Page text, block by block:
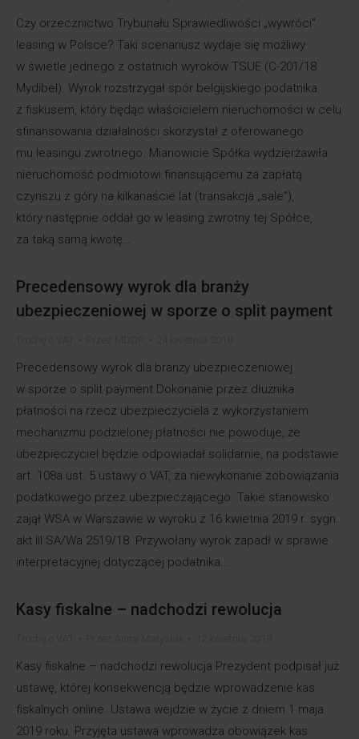
Czy orzecznictwo Trybunału Sprawiedliwości „wywróci”
leasing w Polsce? Taki scenariusz wydaje się możliwy
w świetle jednego z ostatnich wyroków TSUE (C-201/18
Mydibel). Wyrok rozstrzygał spór belgijskiego podatnika
z fiskusem, który będąc właścicielem nieruchomości w celu
sfinansowania działalności skorzystał z oferowanego
mu leasingu zwrotnego. Mianowicie Spółka wydzierżawiła
nieruchomość podmiotowi finansującemu za zapłatą
czynszu z góry na kilkanaście lat (transakcja „sale”),
który następnie oddał go w leasing zwrotny tej Spółce,
za taką samą kwotę…
Precedensowy wyrok dla branży
ubezpieczeniowej w sporze o split payment
Precedensowy wyrok dla branży ubezpieczeniowej
w sporze o split payment Dokonanie przez dłużnika
płatności na rzecz ubezpieczyciela z wykorzystaniem
mechanizmu podzielonej płatności nie powoduje, że
ubezpieczyciel będzie odpowiadał solidarnie, na podstawie
art. 108a ust. 5 ustawy o VAT, za niewykonanie zobowiązania
podatkowego przez ubezpieczającego. Takie stanowisko
zajął WSA w Warszawie w wyroku z 16 kwietnia 2019 r. sygn.
akt III SA/Wa 2519/18. Przywołany wyrok zapadł w sprawie
interpretacyjnej dotyczącej podatnika…
Kasy fiskalne – nadchodzi rewolucja
Kasy fiskalne – nadchodzi rewolucja Prezydent podpisał już
ustawę, której konsekwencją będzie wprowadzenie kas
fiskalnych online. Ustawa wejdzie w życie z dniem 1 maja
2019 roku. Przyjęta ustawa wprowadza obowiązek kas